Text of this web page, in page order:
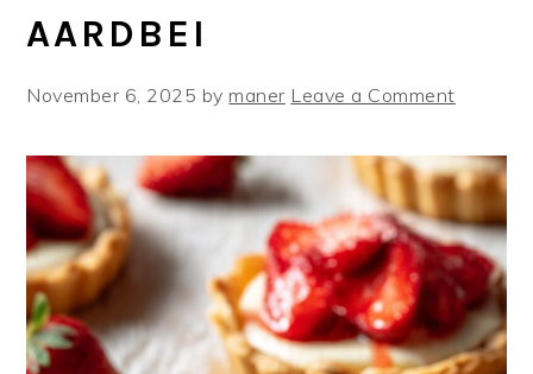
AARDBEI
November 6, 2025 bymaner Leave a Comment